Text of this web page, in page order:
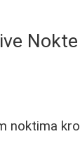
noktima